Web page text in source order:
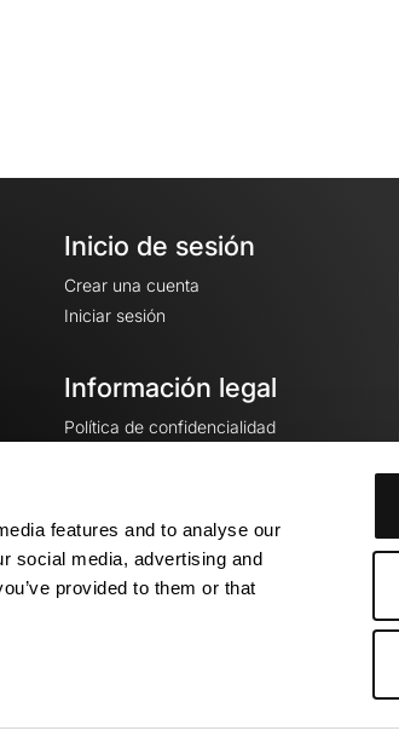
features and to analyse our
social media, advertising and
provided to them or that
Inicio de sesión
Crear una cuenta
Iniciar sesión
Información legal
Política de confidencialidad
Configuración de cookies